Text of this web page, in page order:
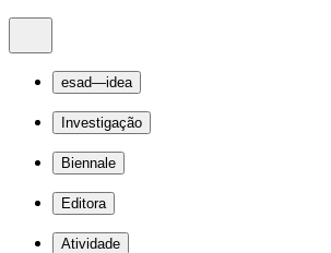
esad—idea
Investigação
Biennale
Editora
Atividade